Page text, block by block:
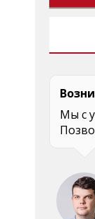
Мы с